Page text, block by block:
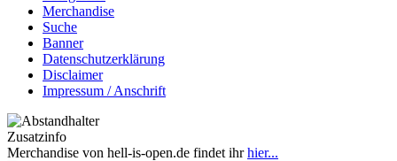
Merchandise
Suche
Banner
Datenschutzerklärung
Disclaimer
Impressum / Anschrift
Zusatzinfo
Merchandise von hell-is-open.de findet ihrhier...